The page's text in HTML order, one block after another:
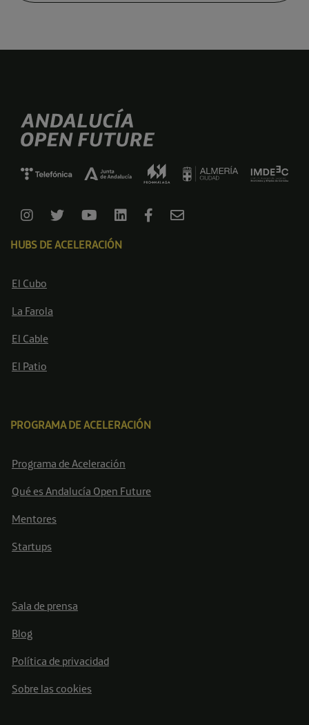
HUBS DE ACELERACIÓN
El Cubo
La Farola
El Cable
El Patio
PROGRAMA DE ACELERACIÓN
Programa de Aceleración
Qué es Andalucía Open Future
Mentores
Startups
Sala de prensa
Blog
Política de privacidad
Sobre las cookies